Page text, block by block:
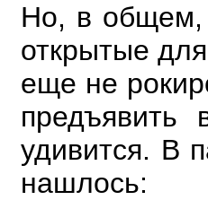
Но, в общем,
открытые
еще не
удивится. В
нашлось: